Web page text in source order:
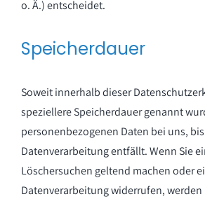
o. Ä.) entscheidet.
Speicherdauer
Soweit innerhalb dieser
speziellere Speicherdauer genannt
personenbezogenen Daten bei uns,
Datenverarbeitung entfällt. Wenn Sie
Löschersuchen geltend machen oder
Datenverarbeitung widerrufen, werden